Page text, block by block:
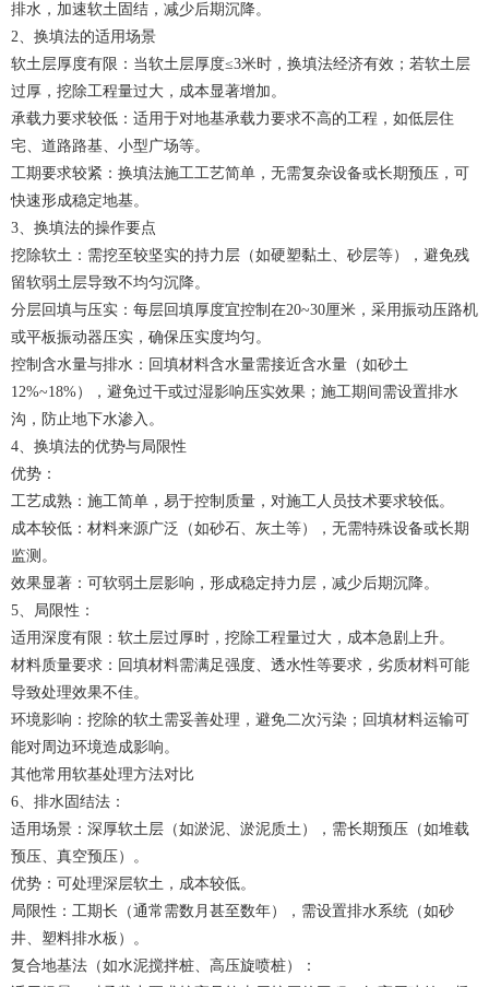
排水，加速软土固结，减少后期沉降。
2、换填法的适用场景
软土层厚度有限：当软土层厚度≤3米时，换填法经济有效；若软土层
过厚，挖除工程量过大，成本显著增加。
承载力要求较低：适用于对地基承载力要求不高的工程，如低层住
宅、道路路基、小型广场等。
工期要求较紧：换填法施工工艺简单，无需复杂设备或长期预压，可
快速形成稳定地基。
3、换填法的操作要点
挖除软土：需挖至较坚实的持力层（如硬塑黏土、砂层等），避免残
留软弱土层导致不均匀沉降。
分层回填与压实：每层回填厚度宜控制在20~30厘米，采用振动压路机
或平板振动器压实，确保压实度均匀。
控制含水量与排水：回填材料含水量需接近含水量（如砂土
12%~18%），避免过干或过湿影响压实效果；施工期间需设置排水
沟，防止地下水渗入。
4、换填法的优势与局限性
优势：
工艺成熟：施工简单，易于控制质量，对施工人员技术要求较低。
成本较低：材料来源广泛（如砂石、灰土等），无需特殊设备或长期
监测。
效果显著：可软弱土层影响，形成稳定持力层，减少后期沉降。
5、局限性：
适用深度有限：软土层过厚时，挖除工程量过大，成本急剧上升。
材料质量要求：回填材料需满足强度、透水性等要求，劣质材料可能
导致处理效果不佳。
环境影响：挖除的软土需妥善处理，避免二次污染；回填材料运输可
能对周边环境造成影响。
其他常用软基处理方法对比
6、排水固结法：
适用场景：深厚软土层（如淤泥、淤泥质土），需长期预压（如堆载
预压、真空预压）。
优势：可处理深层软土，成本较低。
局限性：工期长（通常需数月甚至数年），需设置排水系统（如砂
井、塑料排水板）。
复合地基法（如水泥搅拌桩、高压旋喷桩）：